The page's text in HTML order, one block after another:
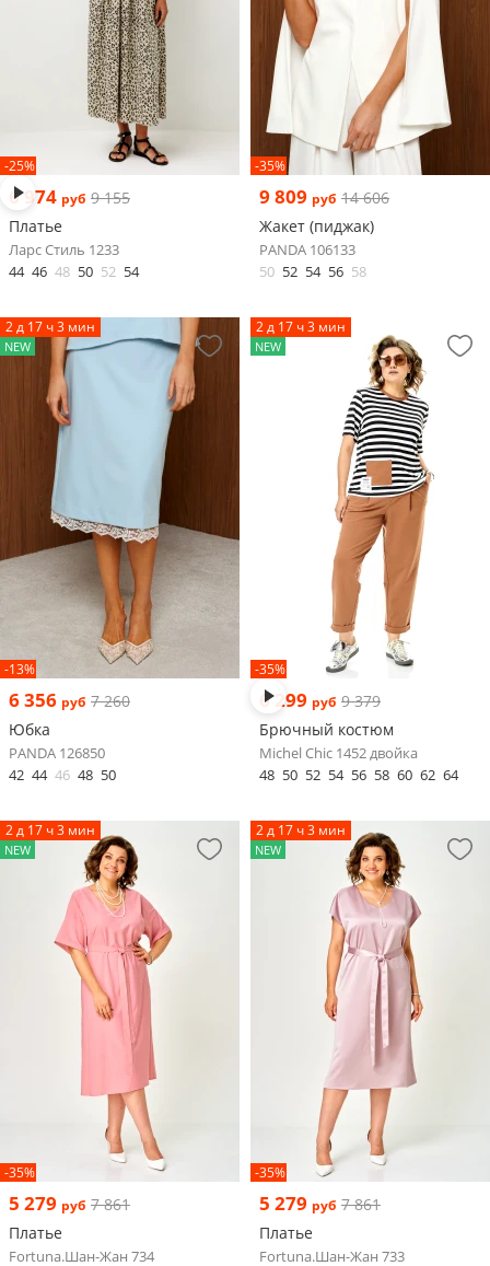
-25%
6 974 руб 9 155
Платье
Ларс Стиль 1233
44 46 48 50 52 54
-35%
9 809 руб 14 606
Жакет (пиджак)
PANDA 106133
50 52 54 56 58
2 д 17 ч 3 мин
NEW
-13%
6 356 руб 7 260
Юбка
PANDA 126850
42 44 46 48 50
2 д 17 ч 3 мин
NEW
-35%
6 299 руб 9 379
Брючный костюм
Michel Chic 1452 двойка
48 50 52 54 56 58 60 62 64
2 д 17 ч 3 мин
NEW
-35%
5 279 руб 7 861
Платье
Fortuna.Шан-Жан 734
2 д 17 ч 3 мин
NEW
-35%
5 279 руб 7 861
Платье
Fortuna.Шан-Жан 733